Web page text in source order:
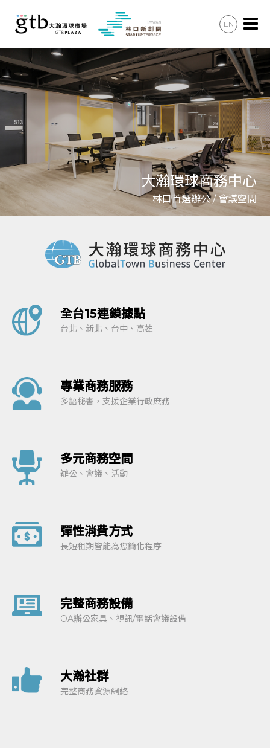
辦公會議
住宿住宅
美食購物
共享空間
最新消息
加入會員
聯絡諮詢
交通資訊
EN
大瀚環球商務中心
林口首選辦公 / 會議空間
全台15連鎖據點
台北、新北、台中、高雄
專業商務服務
多語秘書，支援企業行政庶務
多元商務空間
辦公、會議、活動
彈性消費方式
長短租期皆能為您簡化程序
完整商務設備
OA辦公家具、視訊/電話會議設備
大瀚社群
完整商務資源網絡